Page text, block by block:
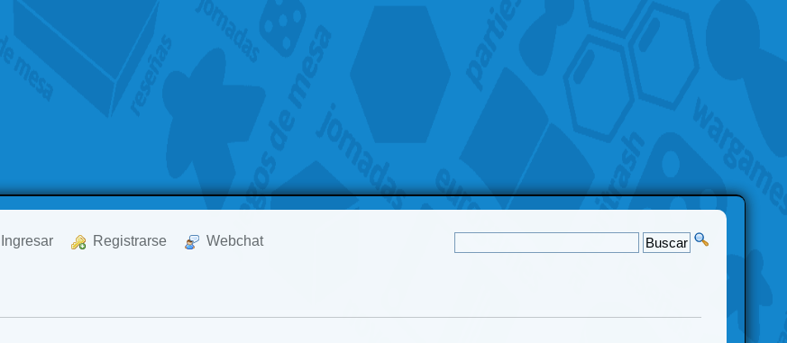
Ingresar Registrarse Webchat